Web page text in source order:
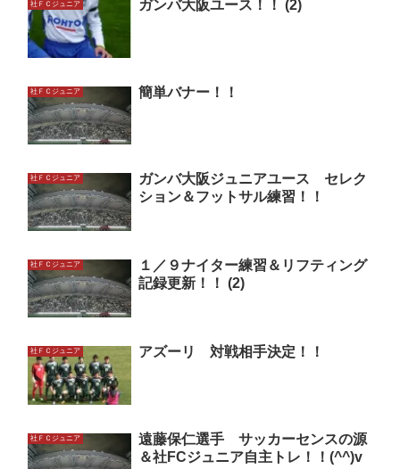
社ＦＣジュニア ガンバ大阪ユース！！ (2)
社ＦＣジュニア 簡単バナー！！
社ＦＣジュニア
ガンバ大阪ジュニアユース セレク
ション＆フットサル練習！！
社ＦＣジュニア
１／９ナイター練習＆リフティング
記録更新！！ (2)
社ＦＣジュニア アズーリ 対戦相手決定！！
社ＦＣジュニア
遠藤保仁選手 サッカーセンスの源
＆社FCジュニア自主トレ！！(^^)v